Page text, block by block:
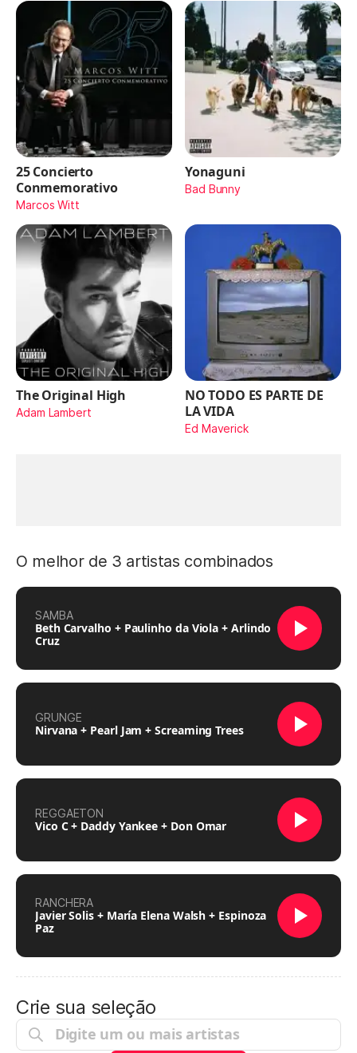
25 Concierto
Conmemorativo
Marcos Witt
Yonaguni
Bad Bunny
The Original High
Adam Lambert
NO TODO ES PARTE DE
LA VIDA
Ed Maverick
O melhor de 3 artistas combinados
SAMBA
Beth Carvalho + Paulinho da Viola + Arlindo
Cruz
GRUNGE
Nirvana + Pearl Jam + Screaming Trees
REGGAETON
Vico C + Daddy Yankee + Don Omar
RANCHERA
Javier Solis + María Elena Walsh + Espinoza
Paz
Crie sua seleção